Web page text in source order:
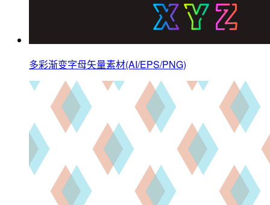
多彩渐变字母矢量素材(AI/EPS/PNG)